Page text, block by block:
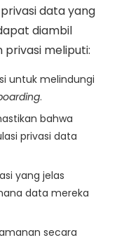
data yang
diambil
meliputi:
untuk melindungi
.
bahwa
privasi data
yang jelas
data mereka
secara